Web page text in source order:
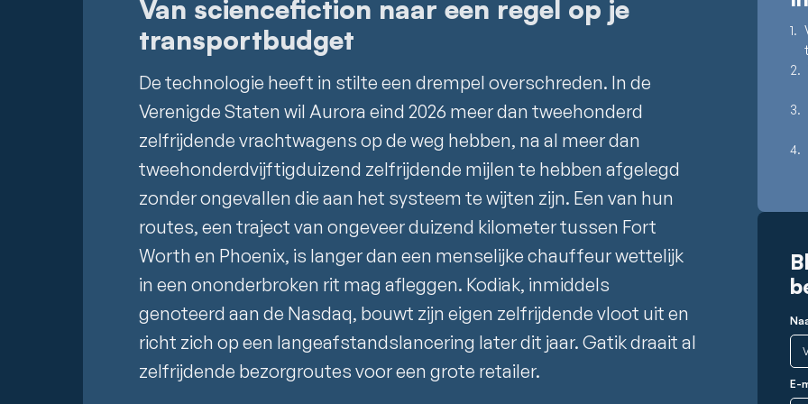
Van sciencefiction naar een regel op je
transportbudget
De technologie heeft in stilte een drempel overschreden. In de
Verenigde Staten wil Aurora eind 2026 meer dan tweehonderd
zelfrijdende vrachtwagens op de weg hebben, na al meer dan
tweehonderdvijftigduizend zelfrijdende mijlen te hebben afgelegd
zonder ongevallen die aan het systeem te wijten zijn. Een van hun
routes, een traject van ongeveer duizend kilometer tussen Fort
Worth en Phoenix, is langer dan een menselijke chauffeur wettelijk
in een ononderbroken rit mag afleggen. Kodiak, inmiddels
genoteerd aan de Nasdaq, bouwt zijn eigen zelfrijdende vloot uit en
richt zich op een langeafstandslancering later dit jaar. Gatik draait al
zelfrijdende bezorgroutes voor een grote retailer.
E-